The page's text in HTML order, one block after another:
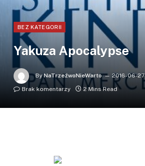
BEZ KATEGORII
Yakuza Apocalypse
By NaTrzeźwoNieWarto
2016-06-27
Brak komentarzy
2 Mins Read